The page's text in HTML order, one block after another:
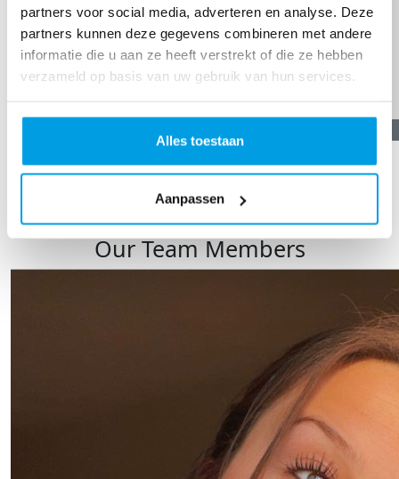
partners voor social media, adverteren en analyse. Deze
partners kunnen deze gegevens combineren met andere
informatie die u aan ze heeft verstrekt of die ze hebben
verzameld op basis van uw gebruik van hun services.
Alles toestaan
Aanpassen
R Koekkoek
TOON MEER
Our Team Members